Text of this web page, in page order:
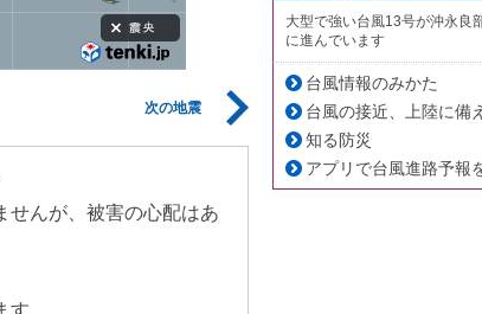
次の地震
せんが、被害の心配はあ
。
大型で強い台風13号が沖永良
に進んでいます
台風情報のみかた
台風の接近、上陸に備
知る防災
アプリで台風進路予報